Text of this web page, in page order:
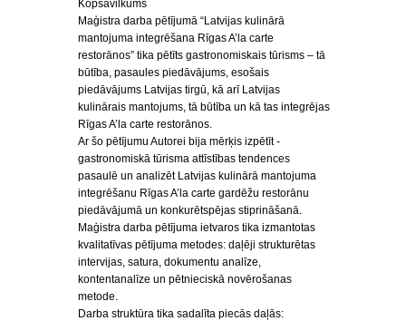
Kopsavilkums
Maģistra darba pētījumā “Latvijas kulinārā
mantojuma integrēšana Rīgas A’la carte
restorānos” tika pētīts gastronomiskais tūrisms – tā
būtība, pasaules piedāvājums, esošais
piedāvājums Latvijas tirgū, kā arī Latvijas
kulinārais mantojums, tā būtība un kā tas integrējas
Rīgas A’la carte restorānos.
Ar šo pētījumu Autorei bija mērķis izpētīt -
gastronomiskā tūrisma attīstības tendences
pasaulē un analizēt Latvijas kulinārā mantojuma
integrēšanu Rīgas A’la carte gardēžu restorānu
piedāvājumā un konkurētspējas stiprināšanā.
Maģistra darba pētījuma ietvaros tika izmantotas
kvalitatīvas pētījuma metodes: daļēji strukturētas
intervijas, satura, dokumentu analīze,
kontentanalīze un pētnieciskā novērošanas
metode.
Darba struktūra tika sadalīta piecās daļās: